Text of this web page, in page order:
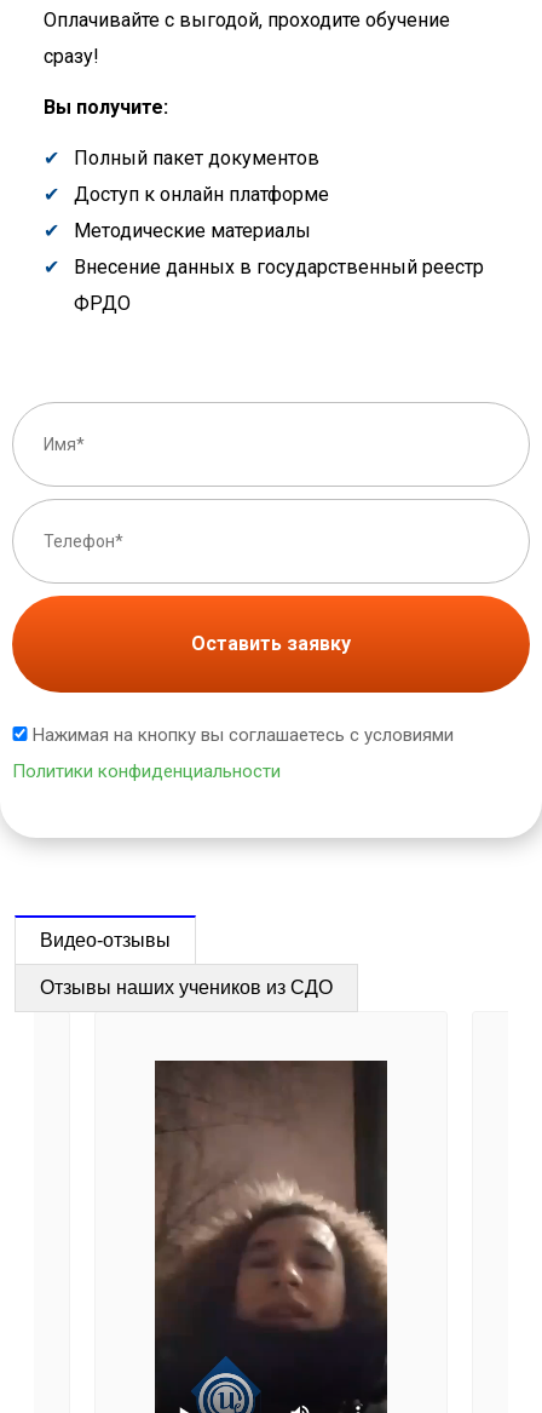
Оплачивайте с выгодой, проходите обучение
сразу!
Вы получите:
Полный пакет документов
Доступ к онлайн платформе
Методические материалы
Внесение данных в государственный реестр
ФРДО
Оставить заявку
Нажимая на кнопку вы соглашаетесь с условиями
Политики конфиденциальности
Видео-отзывы
Отзывы наших учеников из СДО